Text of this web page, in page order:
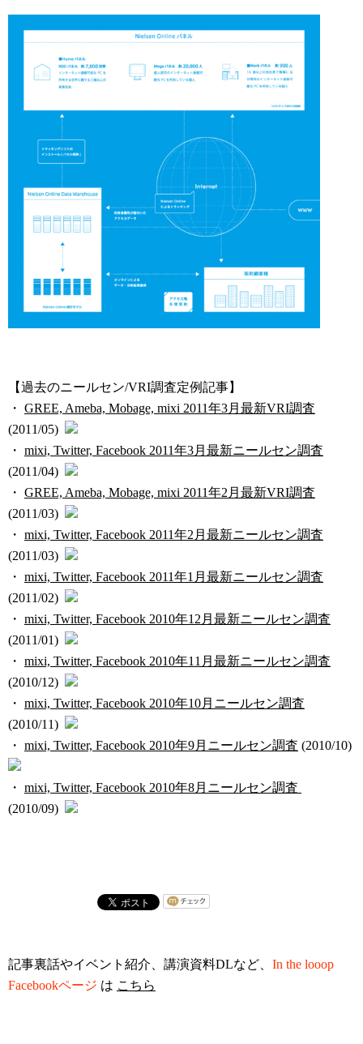
【過去のニールセン/VRI調査定例記事】
・ GREE, Ameba, Mobage, mixi 2011年3月最新VRI調査
(2011/05)
・ mixi, Twitter, Facebook 2011年3月最新ニールセン調査
(2011/04)
・ GREE, Ameba, Mobage, mixi 2011年2月最新VRI調査
(2011/03)
・ mixi, Twitter, Facebook 2011年2月最新ニールセン調査
(2011/03)
・ mixi, Twitter, Facebook 2011年1月最新ニールセン調査
(2011/02)
・ mixi, Twitter, Facebook 2010年12月最新ニールセン調査
(2011/01)
・ mixi, Twitter, Facebook 2010年11月最新ニールセン調査
(2010/12)
・ mixi, Twitter, Facebook 2010年10月ニールセン調査
(2010/11)
・ mixi, Twitter, Facebook 2010年9月ニールセン調査 (2010/10)
・ mixi, Twitter, Facebook 2010年8月ニールセン調査
(2010/09)
記事裏話やイベント紹介、講演資料DLなど、 In the looop
Facebookページ は こちら